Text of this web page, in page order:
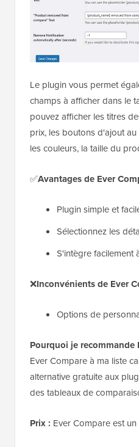
Le plugin vous permet
champs à afficher dans le
pouvez afficher les titres
prix, les boutons d'ajout
les couleurs, la taille du
✅Avantages de Ever
Plugin simple et
Sélectionnez les
S'intègre facilement
❌Inconvénients de Ever
Options de
Pourquoi je recommande
Ever Compare à ma liste
alternative gratuite aux
des tableaux de
Prix : Ever Compare est